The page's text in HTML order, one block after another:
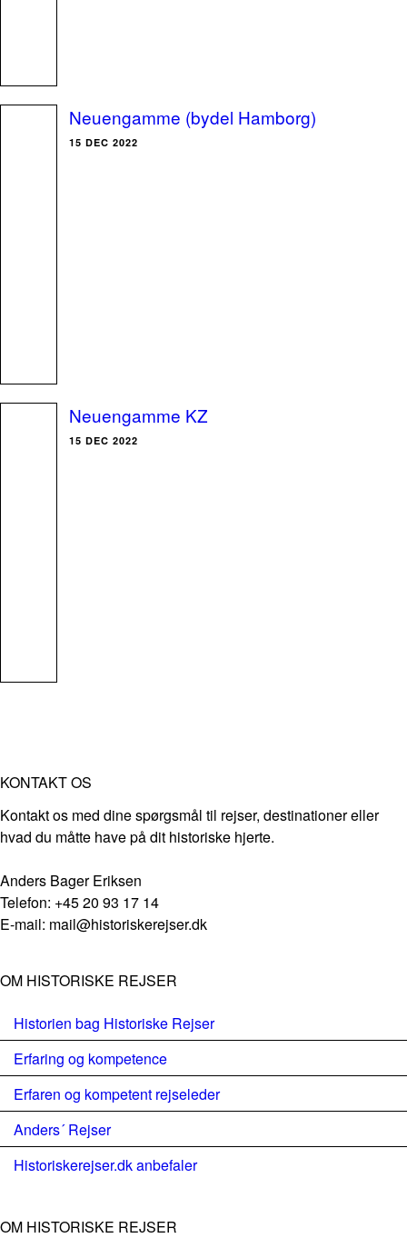
Neuengamme (bydel Hamborg)
15 DEC 2022
Neuengamme KZ
15 DEC 2022
KONTAKT OS
Kontakt os med dine spørgsmål til rejser, destinationer eller
hvad du måtte have på dit historiske hjerte.
Anders Bager Eriksen
Telefon: +45 20 93 17 14
E-mail: mail@historiskerejser.dk
OM HISTORISKE REJSER
Historien bag Historiske Rejser
Erfaring og kompetence
Erfaren og kompetent rejseleder
Anders´ Rejser
Historiskerejser.dk anbefaler
OM HISTORISKE REJSER